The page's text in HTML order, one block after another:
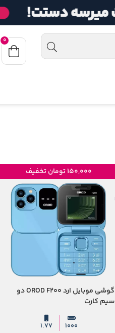
0
گوشی موبایل ارد OROD F200 دو
سیم کارت
1000
1.77
150,000 تومان تخفیف